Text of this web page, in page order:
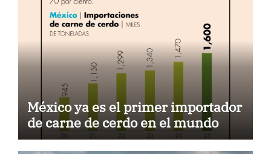
México ya es el primer importador
de carne de cerdo en el mundo